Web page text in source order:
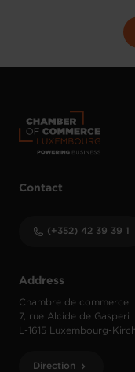
Address
Chambre de commerce
7, rue Alcide de Gasperi
L-1615 Luxembourg-
Direction
Contact
(+352) 42 39 39 1